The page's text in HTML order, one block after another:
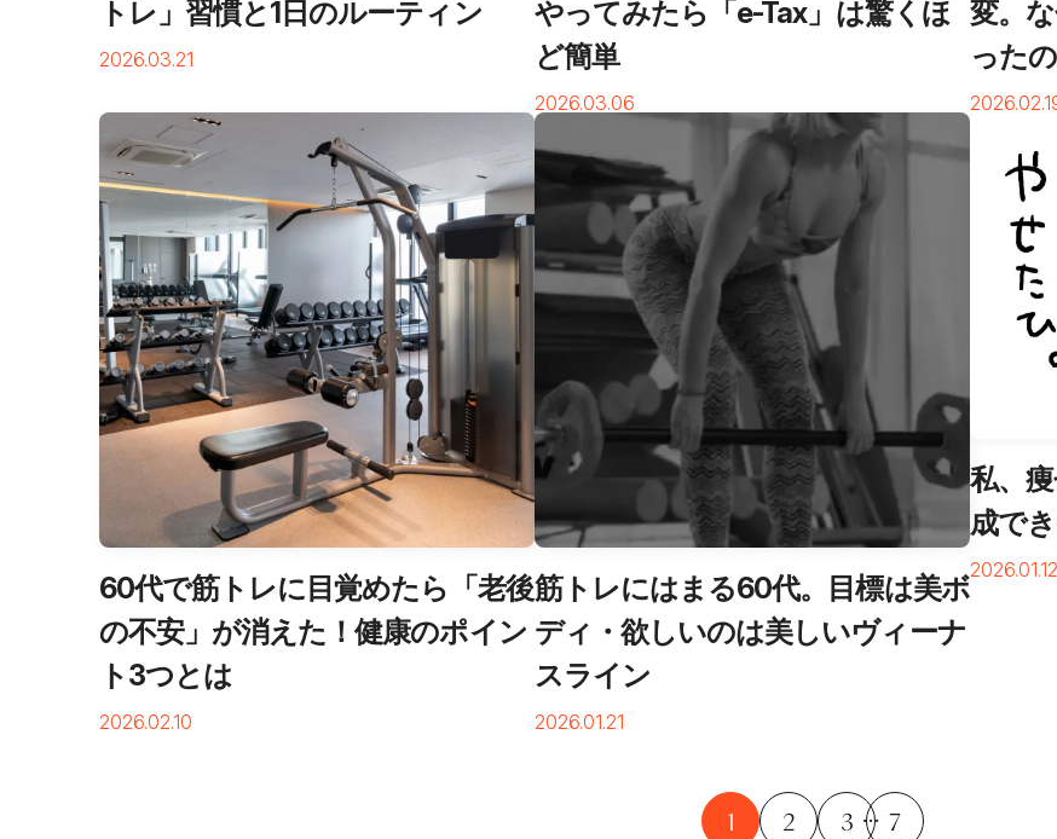
トレ」習慣と1日のルーティン
2026.03.21
やってみたら「e-Tax」は驚くほ
ど簡単
2026.03.06
変。
った
60代で筋トレに目覚めたら「老後
の不安」が消えた！健康のポイン
ト3つとは
2026.02.10
筋トレにはまる60代。目標は美ボ
ディ・欲しいのは美しいヴィーナ
スライン
2026.01.21
私、
成で
2026.01.12
1 2 3 … 7